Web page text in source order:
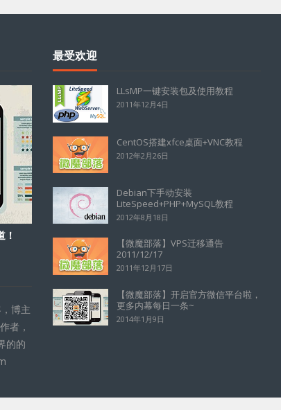
！
博主
者，
的的
最受欢迎
LLsMP一键安装包及使用教程
2011年12月4日
CentOS搭建xfce桌面+VNC教程
2012年2月26日
Debian下手动安装
LiteSpeed+PHP+MySQL教程
2012年8月18日
【微魔部落】VPS迁移通告
2011/12/17
2011年12月17日
【微魔部落】开启官方微信平台啦，
更多内幕每日一条~
2014年1月9日